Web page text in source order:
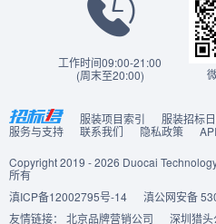
工作时间09:00-21:00
(周末至20:00)
服装项目索引 服装招标
服务与支持
联系我们 隐私政策
Copyright 2019 - 2026 Duocai
所有
滇ICP备12002795号-14
滇公网安备
友情链接： 北京品牌营销公司 深圳猎头